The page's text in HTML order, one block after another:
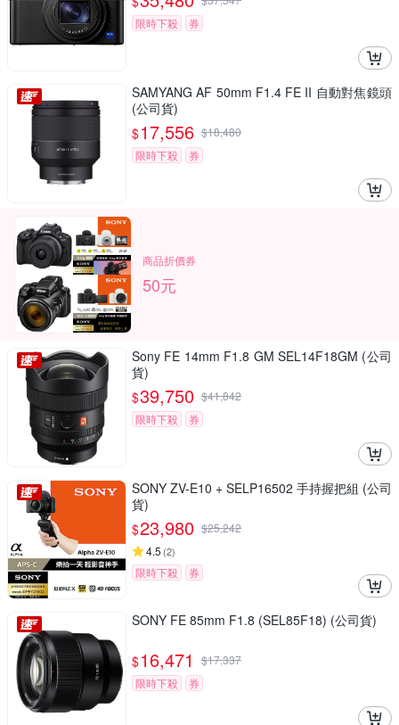
限時下殺
券
SAMYANG AF 50mm F1.4 FE II 自動對焦鏡頭
(公司貨)
$17,556 $18,480
限時下殺
券
商品折價券
50元
Sony FE 14mm F1.8 GM SEL14F18GM (公司
貨)
$39,750 $41,842
限時下殺
券
SONY ZV-E10 + SELP16502 手持握把組 (公司
貨)
$23,980 $25,242
4.5 (2)
限時下殺 券
SONY FE 85mm F1.8 (SEL85F18) (公司貨)
$16,471 $17,337
限時下殺
券